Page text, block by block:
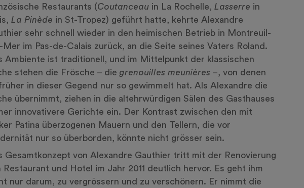
Restaurants (Coutanceau in La Rochelle, Lasserre in
La Pinède in St-Tropez) geführt hatte, kehrte Alexandre
sehr schnell wieder in den heimischen Betrieb in Montreuil-
Mer im Pas-de-Calais zurück, an die Seite seines Vaters Roland.
Ambiente ist traditionell, und im Mittelpunkt der klassischen
stehen die Frösche – die grenouilles meunières –, von denen
in dieser Gegend nur so gewimmelt hat. Als Alexandre die
übernimmt, ziehen in die altehrwürdigen Sälen des Gasthauses
innovativere Gerichte ein. Der Kontrast zwischen den mit
Patina überzogenen Mauern und den Tellern, die vor
nur so überborden, könnte nicht grösser sein.
Gesamtkonzept von Alexandre Gauthier tritt mit der Renovierung
Restaurant und Hotel im Jahr 2011 deutlich hervor. Es geht ihm
nur darum, zu vergrössern und zu verschönern. Er nimmt die